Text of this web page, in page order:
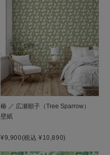
椿 ／ 広瀬順子（Tree Sparrow）
壁紙
¥9,900(税込 ¥10,890)